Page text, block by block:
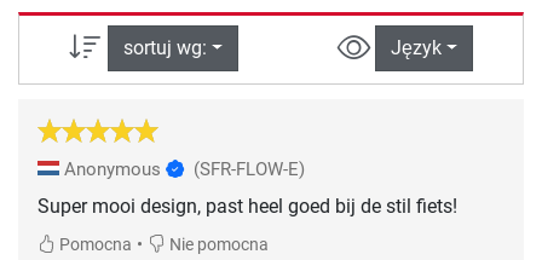
sortuj wg: Język
Anonymous (SFR-FLOW-E)
Super mooi design, past heel goed bij de stil fiets!
Pomocna • Nie pomocna